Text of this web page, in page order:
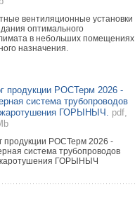
вентиляционные установки
оптимального
в небольших помещениях
назначения.
продукции РОСТерм 2026 -
система трубопроводов
ГОРЫНЫЧ.
pdf,
продукции РОСТерм 2026 -
система трубопроводов
ГОРЫНЫЧ